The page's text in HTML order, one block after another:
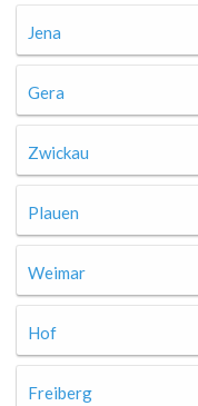
Jena
Gera
Zwickau
Plauen
Weimar
Hof
Freiberg